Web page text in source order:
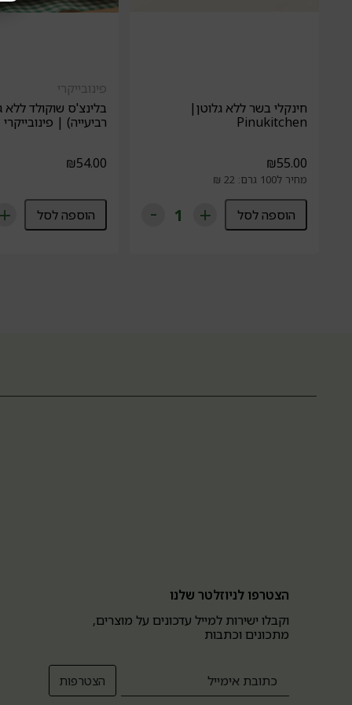
חינקלי בשר ללא גלוטן|
Pinukitchen
₪55.00
מחיר ל100 גרם: 22 ₪
הוספה לסל
פינובייקרי
בלינצ'ס שוקולד ללא
רביעייה) | פינובייקרי
₪54.00
הוספה לסל
הצטרפו לניוזלטר שלנו
וקבלו ישירות למייל עדכונים על מוצרים,
מתכונים וכתבות